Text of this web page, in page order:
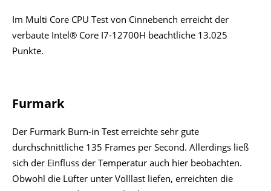
Im Multi Core CPU Test von Cinnebench erreicht der
verbaute Intel® Core I7-12700H beachtliche 13.025
Punkte.
Furmark
Der Furmark Burn-in Test erreichte sehr gute
durchschnittliche 135 Frames per Second. Allerdings ließ
sich der Einfluss der Temperatur auch hier beobachten.
Obwohl die Lüfter unter Volllast liefen, erreichten die